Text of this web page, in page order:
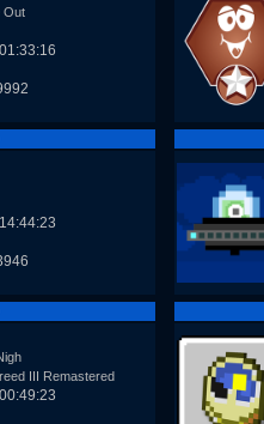
Out
III Remastered